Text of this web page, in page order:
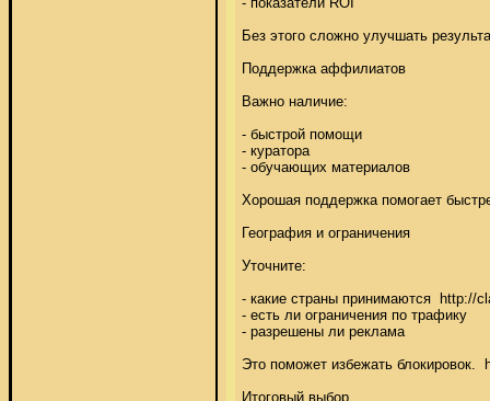
Без этого сложно улучшать
Поддержка аффилиатов
Важно наличие:
- быстрой помощи
- куратора
- обучающих материалов
Хорошая поддержка помогает
География и ограничения
Уточните:
- какие страны принимаются  http://
- есть ли ограничения по трафику
- разрешены ли реклама
Это поможет избежать блокировок.
Итоговый выбор